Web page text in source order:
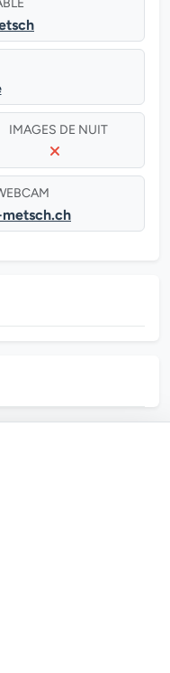
IMAGES DE NUIT